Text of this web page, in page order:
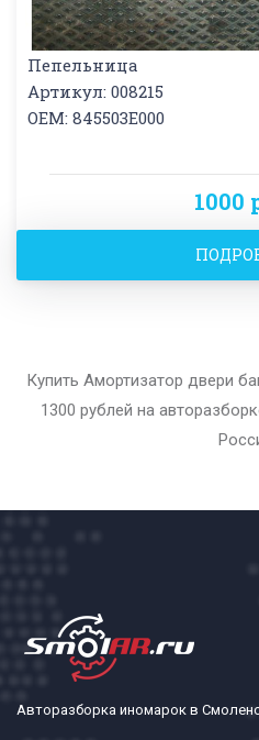
Пепельница
Артикул: 008215
OEM: 845503E000
1000
Купить Амортизатор двери
1300 рублей на
Авторазборка иномарок в